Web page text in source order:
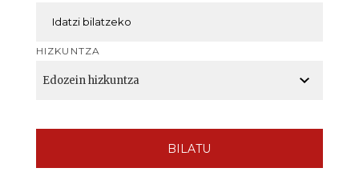
HIZKUNTZA
BILATU